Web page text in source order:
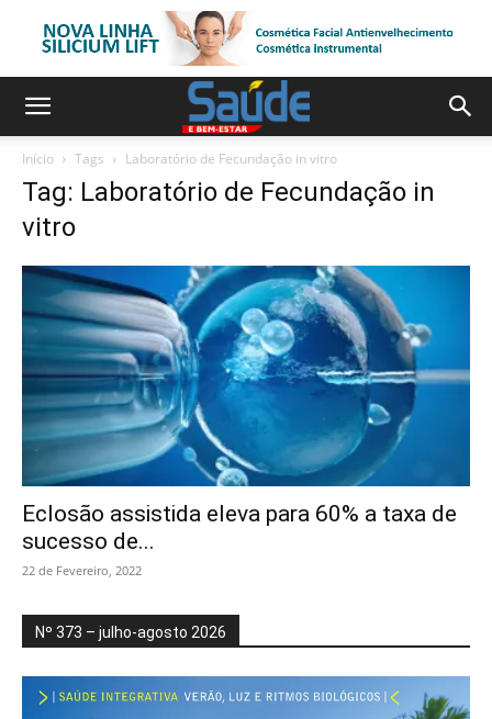
Início Tags Laboratório de Fecundação in vitro
Tag: Laboratório de Fecundação in
vitro
Eclosão assistida eleva para 60% a taxa de
sucesso de...
22 de Fevereiro, 2022
Nº 373 – julho-agosto 2026